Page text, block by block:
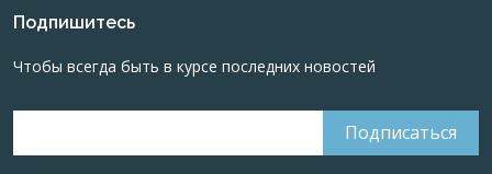
Подпишитесь
Чтобы всегда быть в курсе последних новостей